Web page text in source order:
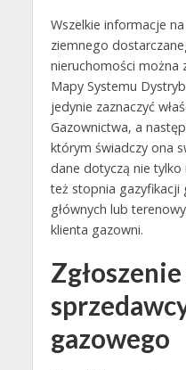
Wszelkie informacje
ziemnego
nieruchomości można
Mapy Systemu
jedynie zaznaczyć
Gazownictwa, a
którym świadczy ona
dane dotyczą nie
też stopnia gazyfikacji
głównych lub
klienta gazowni.
gazowego